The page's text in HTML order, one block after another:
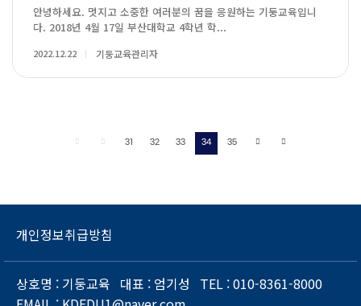
안녕하세요. 멋지고 소중한 여러분의 꿈을 응원하는 기둥교육입니
다. 2018년 4월 17일 부산대학교 4학년 학...
2022.12.22 기둥교육관리자
31 32 33 34 35
개인정보취급방침
상호명 : 기둥교육 대표 : 엄기성 TEL : 010-8361-8000